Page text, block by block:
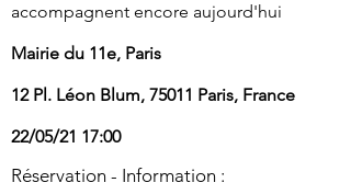
accompagnent encore aujourd'hui
Mairie du 11e, Paris
12 Pl. Léon Blum, 75011 Paris, France
22/05/21 17:00
Réservation - Information :